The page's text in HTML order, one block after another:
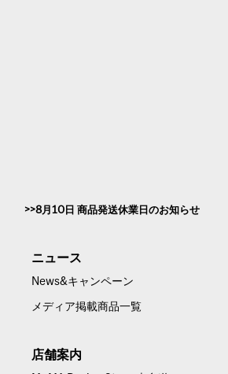
8月10日 商品発送休業日のお知らせ
ニュース
News&キャンペーン
メディア掲載商品一覧
店舗案内